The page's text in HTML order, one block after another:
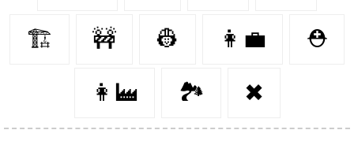
🏗 🚧 👷‍ 👩‍💼 ⛑
👩‍🏭 🏞 ✖